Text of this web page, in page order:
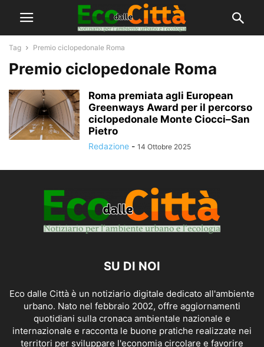
Tag Premio ciclopedonale Roma
Premio ciclopedonale Roma
Roma premiata agli European
Greenways Award per il percorso
ciclopedonale Monte Ciocci–San
Pietro
Redazione - 14 Ottobre 2025
SU DI NOI
Eco dalle Città è un notiziario digitale dedicato all'ambiente
urbano. Nato nel febbraio 2002, offre aggiornamenti
quotidiani sulla cronaca ambientale nazionale e
internazionale e racconta le buone pratiche realizzate nei
territori per sviluppare l'economia circolare e favorire